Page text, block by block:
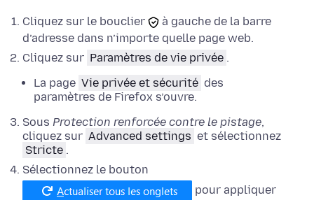
Cliquez sur le bouclier
à gauche de la barre
d’adresse dans n’importe quelle page web.
Cliquez sur Paramètres de vie privée .
La page Vie privée et sécurité des
paramètres de Firefox s’ouvre.
Sous Protection renforcée contre le pistage,
cliquez sur Advanced settings et sélectionnez
Stricte .
Sélectionnez le bouton
pour appliquer